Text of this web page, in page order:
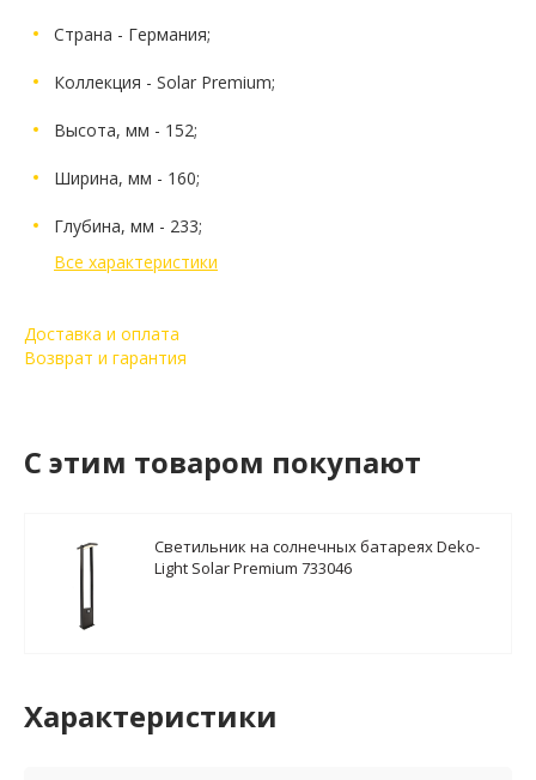
Страна - Германия;
Коллекция - Solar Premium;
Высота, мм - 152;
Ширина, мм - 160;
Глубина, мм - 233;
Все характеристики
Доставка и оплата
Возврат и гарантия
C этим товаром покупают
Светильник на солнечных батареях Deko-
Light Solar Premium 733046
Характеристики